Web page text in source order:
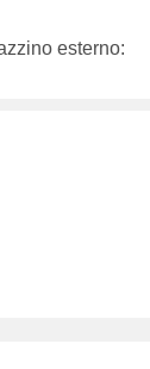
esterno: